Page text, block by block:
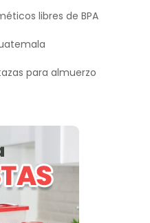
libres de BPA
para almuerzo